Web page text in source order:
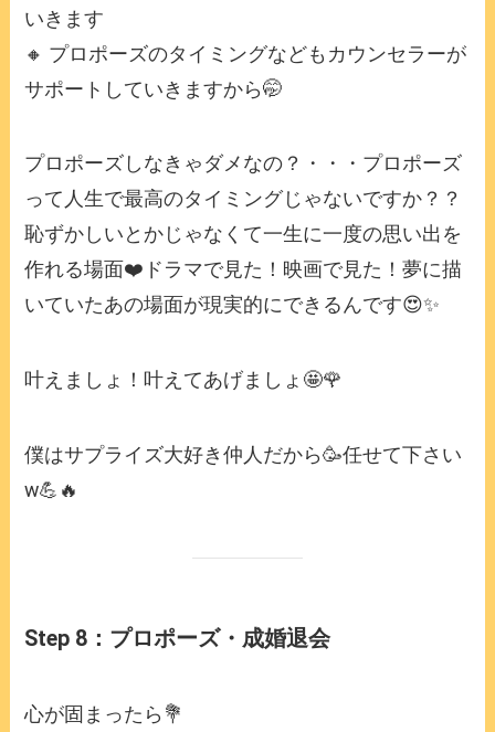
いきます
🔸 プロポーズのタイミングなどもカウンセラーが
サポートしていきますから🤭
プロポーズしなきゃダメなの？・・・プロポーズ
って人生で最高のタイミングじゃないですか？？
恥ずかしいとかじゃなくて一生に一度の思い出を
作れる場面❤️ドラマで見た！映画で見た！夢に描
いていたあの場面が現実的にできるんです😍✨
叶えましょ！叶えてあげましょ🤩🌹
僕はサプライズ大好き仲人だから🥳任せて下さい
w💪🔥
Step 8：プロポーズ・成婚退会
心が固まったら💐